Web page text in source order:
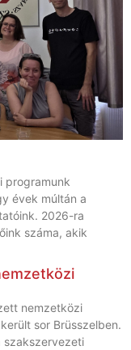
programunk
évek múltán a
2026-ra
száma, akik
nemzetközi
sor Brüsszelben.
szakszervezeti